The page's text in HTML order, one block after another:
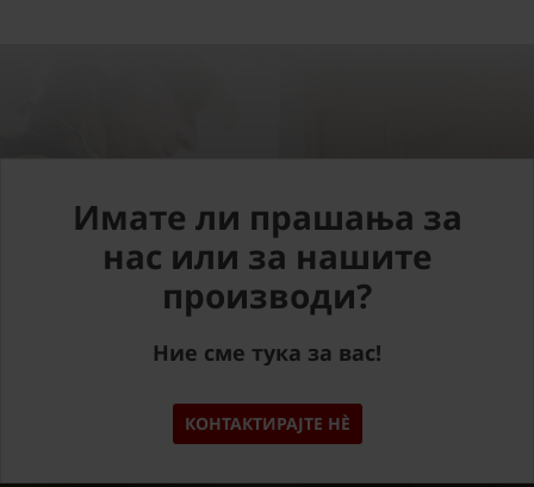
Имате ли прашања за
нас или за нашите
производи?
Ние сме тука за вас!
КОНТАКТИРАЈТЕ НÈ